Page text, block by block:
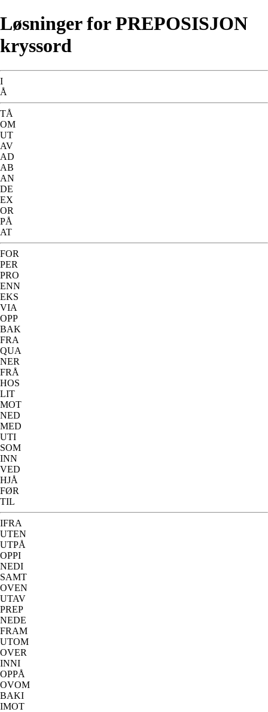
Løsninger for PREPOSISJON
kryssord
I
Å
TÅ
OM
UT
AV
AD
AB
AN
DE
EX
OR
PÅ
AT
FOR
PER
PRO
ENN
EKS
VIA
OPP
BAK
FRA
QUA
NER
FRÅ
HOS
LIT
MOT
NED
MED
UTI
SOM
INN
VED
HJÅ
FØR
TIL
IFRA
UTEN
UTPÅ
OPPI
NEDI
SAMT
OVEN
UTAV
PREP
NEDE
FRAM
UTOM
OVER
INNI
OPPÅ
OVOM
BAKI
IMOT